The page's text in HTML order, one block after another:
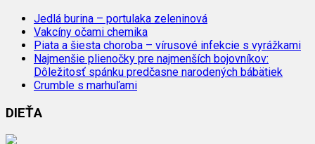
Jedlá burina – portulaka zeleninová
Vakcíny očami chemika
Piata a šiesta choroba – vírusové infekcie s vyrážkami
Najmenšie plienočky pre najmenších bojovníkov:
Dôležitosť spánku predčasne narodených bábätiek
Crumble s marhuľami
DIEŤA